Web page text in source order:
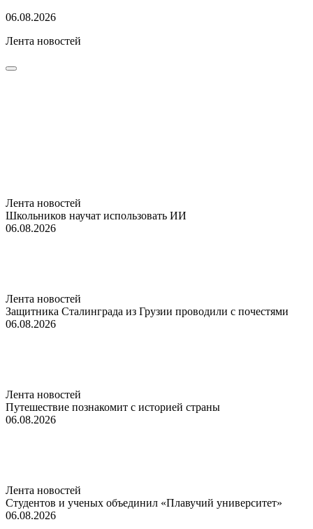
06.08.2026
Лента новостей
Лента новостей
Школьников научат использовать ИИ
06.08.2026
Лента новостей
Защитника Сталинграда из Грузии проводили с почестями
06.08.2026
Лента новостей
Путешествие познакомит с историей страны
06.08.2026
Лента новостей
Студентов и ученых объединил «Плавучий университет»
06.08.2026